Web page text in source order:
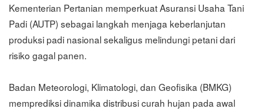
Kementerian Pertanian memperkuat Asuransi Usaha Tani
Padi (AUTP) sebagai langkah menjaga keberlanjutan
produksi padi nasional sekaligus melindungi petani dari
risiko gagal panen.
Badan Meteorologi, Klimatologi, dan Geofisika (BMKG)
memprediksi dinamika distribusi curah hujan pada awal